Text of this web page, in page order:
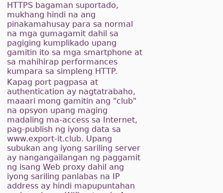
HTTPS bagaman suportado,
mukhang hindi na ang
pinakamahusay para sa normal
na mga gumagamit dahil sa
pagiging kumplikado upang
gamitin ito sa mga smartphone at
sa mahihirap performances
kumpara sa simpleng HTTP.
Kapag port pagpasa at
authentication ay nagtatrabaho,
maaari mong gamitin ang "club"
na opsyon upang maging
madaling ma-access sa Internet,
pag-publish ng iyong data sa
www.export-it.club. Upang
subukan ang iyong sariling server
ay nangangailangan ng paggamit
ng isang Web proxy dahil ang
iyong sariling panlabas na IP
address ay hindi mapupuntahan